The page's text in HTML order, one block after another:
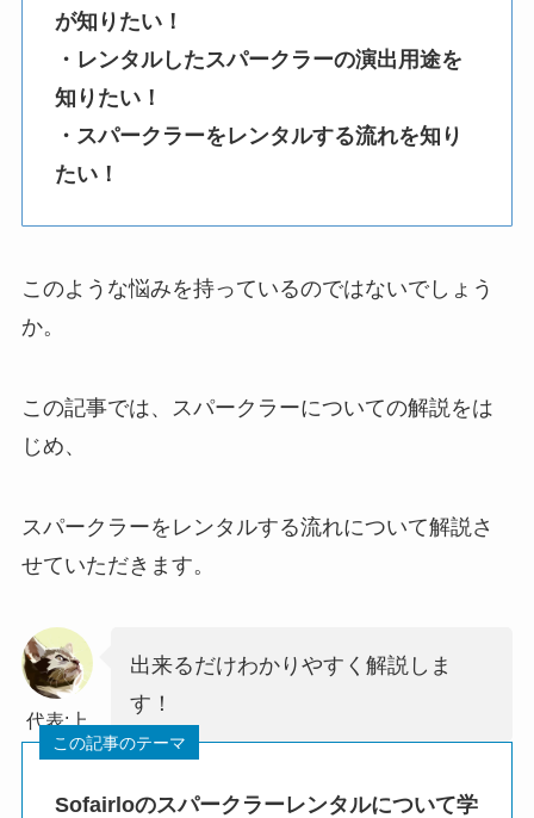
が知りたい！
・レンタルしたスパークラーの演出用途を
知りたい！
・スパークラーをレンタルする流れを知り
たい！
このような悩みを持っているのではないでしょう
か。
この記事では、スパークラーについての解説をは
じめ、
スパークラーをレンタルする流れについて解説さ
せていただきます。
代表:上
野
出来るだけわかりやすく解説しま
す！
Sofairloのスパークラーレンタルについて学